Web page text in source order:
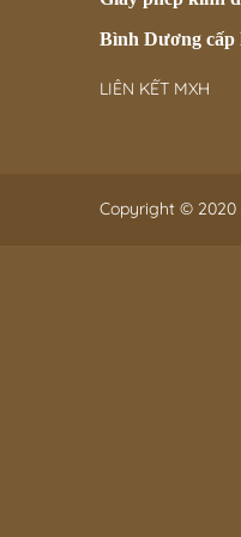
Bình Dương cấp
LIÊN KẾT MXH
Copyright © 2020